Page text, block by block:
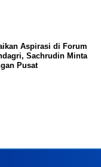
Aspirasi di Forum
Sachrudin Minta
Pusat